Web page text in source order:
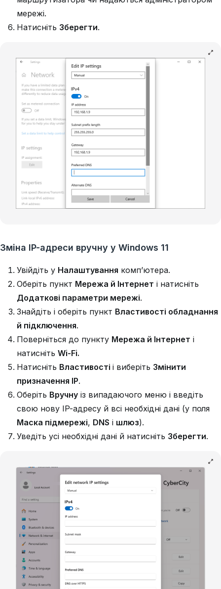
мережі.
Натисніть Зберегти.
Зміна IP-адреси вручну у Windows 11
Увійдіть у Налаштування комп’ютера.
Оберіть пункт Мережа й Інтернет і натисніть
Додаткові параметри мережі.
Знайдіть і оберіть пункт Властивості обладнання
й підключення.
Поверніться до пункту Мережа й Інтернет і
натисніть Wi-Fi.
Натисніть Властивості і виберіть Змінити
призначення IP.
Оберіть Вручнуіз випадаючого меню і введіть
свою нову IP-адресу й всі необхідні дані (у поля
Маска підмережі, DNS і шлюз).
Уведіть усі необхідні дані й натисніть Зберегти.